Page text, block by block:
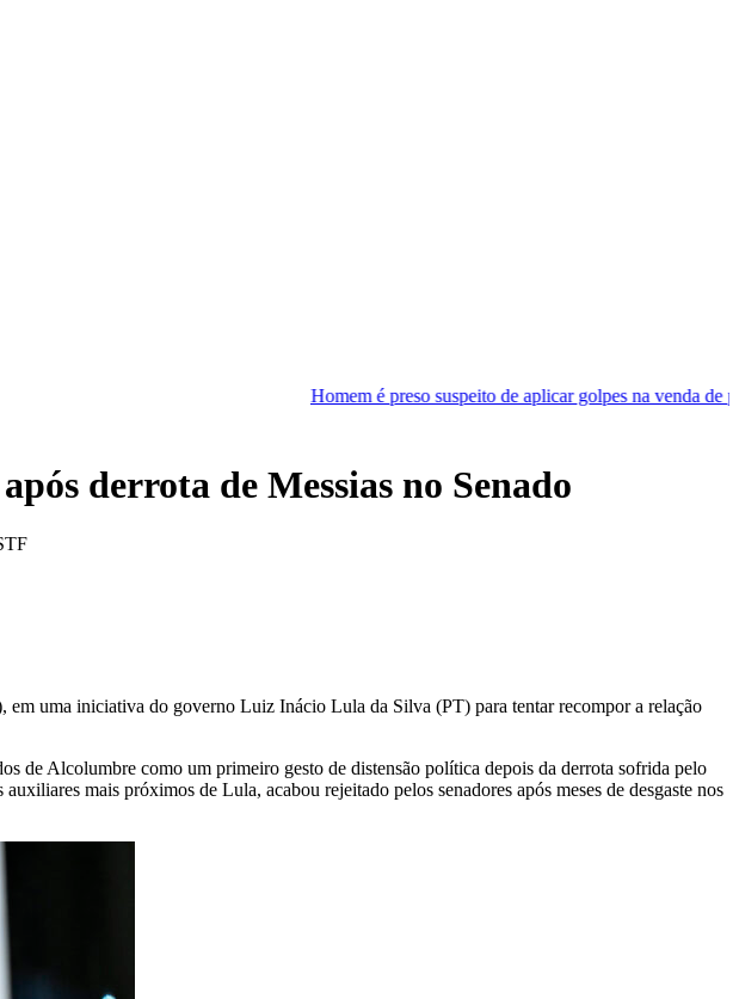
Homem é preso suspeito de aplicar golpes na venda de passeios
derrota de Messias no Senado
uma iniciativa do governo Luiz Inácio Lula da Silva (PT) para tentar recompor a relação
de Alcolumbre como um primeiro gesto de distensão política depois da derrota sofrida pelo
mais próximos de Lula, acabou rejeitado pelos senadores após meses de desgaste nos